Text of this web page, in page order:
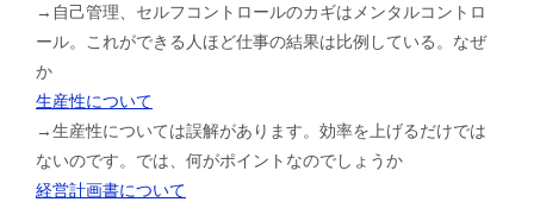
→自己管理、セルフコントロールのカギはメンタルコントロ
ール。これができる人ほど仕事の結果は比例している。なぜ
か
生産性について
→生産性については誤解があります。効率を上げるだけでは
ないのです。では、何がポイントなのでしょうか
経営計画書について